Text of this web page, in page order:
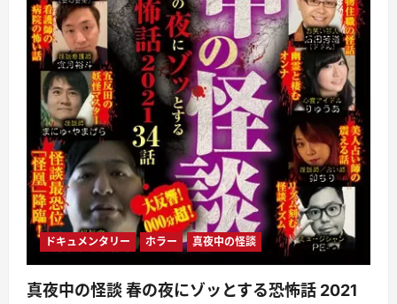
ドキュメンタリー ホラー 真夜中の怪談
真夜中の怪談 春の夜にゾッとする恐怖話 2021